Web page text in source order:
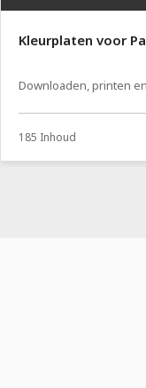
Kleurplaten voor
Downloaden, printen
185 Inhoud